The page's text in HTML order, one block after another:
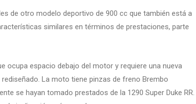
de otro modelo deportivo de 900 cc que también está a
similares en términos de prestaciones, parte
ocupa espacio debajo del motor y requiere una nueva
La moto tiene pinzas de freno Brembo
se hayan tomado prestados de la 1290 Super Duke RR.